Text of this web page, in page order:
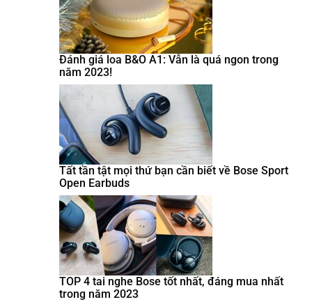
Đánh giá loa B&O A1: Vẫn là quá ngon trong
năm 2023!
Tất tần tật mọi thứ bạn cần biết về Bose Sport
Open Earbuds
TOP 4 tai nghe Bose tốt nhất, đáng mua nhất
trong năm 2023